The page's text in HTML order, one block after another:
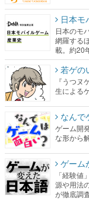
日本モ
日本のモ
網羅する
載。約20
若ゲの
『うつ
生による
なんで
ゲーム開
な形から
ゲーム
「経験
源や用法
が徹底調査